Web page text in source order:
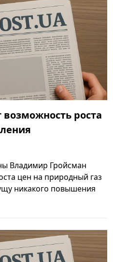
роста
Владимир Гройсман
цен на природный газ
никакого повышения